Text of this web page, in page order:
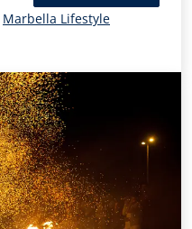
Marbella Lifestyle